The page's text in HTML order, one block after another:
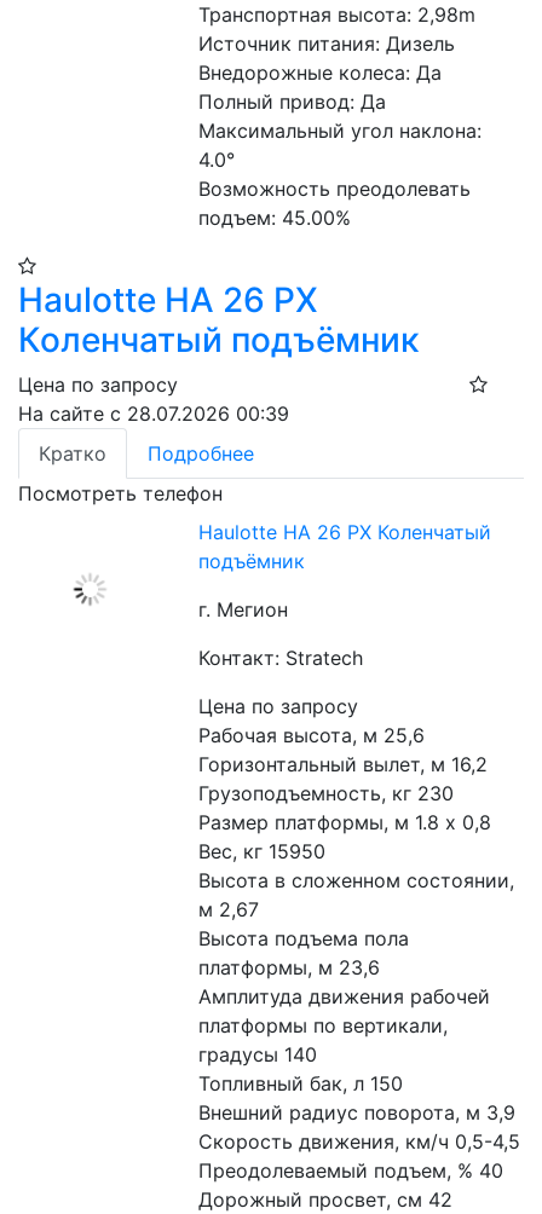
Транспортная высота: 2,98m
Источник питания: Дизель
Внедорожные колеса: Да
Полный привод: Да
Максимальный угол наклона:
4.0°
Возможность преодолевать
подъем: 45.00%
Haulotte HA 26 PX
Коленчатый подъёмник
Цена по запросу
На сайте с 28.07.2026 00:39
Кратко
Подробнее
Посмотреть телефон
Haulotte HA 26 PX Коленчатый
подъёмник
г. Мегион
Контакт: Stratech
Цена по запросу
Рабочая высота, м 25,6
Горизонтальный вылет, м 16,2
Грузоподъемность, кг 230
Размер платформы, м 1.8 х 0,8
Вес, кг 15950
Высота в сложенном состоянии,
м 2,67
Высота подъема пола
платформы, м 23,6
Амплитуда движения рабочей
платформы по вертикали,
градусы 140
Топливный бак, л 150
Внешний радиус поворота, м 3,9
Скорость движения, км/ч 0,5-4,5
Преодолеваемый подъем, % 40
Дорожный просвет, см 42